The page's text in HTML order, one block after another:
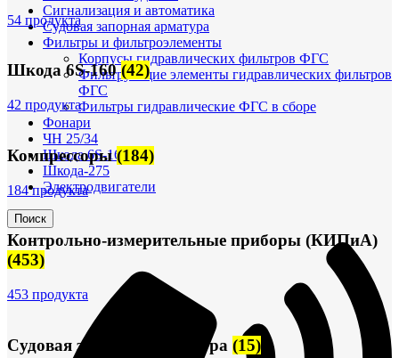
Сигнализация и автоматика
Судовая запорная арматура
Фильтры и фильтроэлементы
Корпусы гидравлических фильтров ФГС
Фильтрующие элементы гидравлических фильтров
ФГС
Фильтры гидравлические ФГС в сборе
Фонари
ЧН 25/34
Шкода 6S-160
Шкода-275
Электродвигатели
Поиск
54 продукта
Шкода 6S-160(42)
42 продукта
Компрессоры(184)
184 продукта
Контрольно-измерительные приборы (КИПиА)
(453)
453 продукта
Судовая запорная арматура (15)